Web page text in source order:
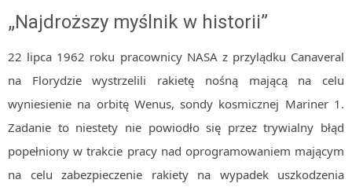
„Najdroższy myślnik w historii”
22 lipca 1962 roku pracownicy NASA z przylądku Canaveral
na Florydzie wystrzelili rakietę nośną mającą na celu
wyniesienie na orbitę Wenus, sondy kosmicznej Mariner 1.
Zadanie to niestety nie powiodło się przez trywialny błąd
popełniony w trakcie pracy nad oprogramowaniem mającym
na celu zabezpieczenie rakiety na wypadek uszkodzenia